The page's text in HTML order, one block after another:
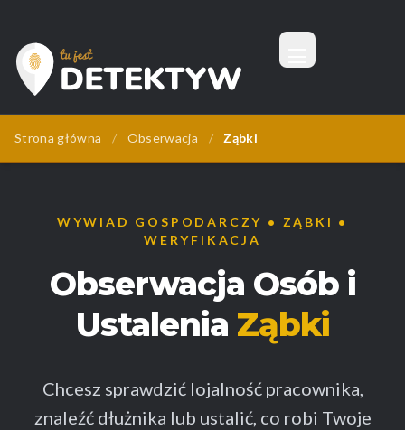
Tu Jest Detektyw
Menu
Strona główna / Obserwacja / Ząbki
WYWIAD GOSPODARCZY • ZĄBKI •
WERYFIKACJA
Obserwacja Osób i
Ustalenia Ząbki
Chcesz sprawdzić lojalność pracownika,
znaleźć dłużnika lub ustalić, co robi Twoje